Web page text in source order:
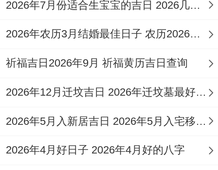
宜：祭祀，开光、塑绘，祈福、斋醮，裁
衣、合帐，冠笄、嫁娶，拆卸、动土，移
嗣、入学，理发、伐木，架马、作梁，出
：冲虎煞南
适合人群:此日百事皆宜，尤其适合有安葬、
2026年7月份适合生宝宝的吉日 2026几月出生的宝宝好
2026年农历3月结婚最佳日子 农历2026年3月26日适合结婚吗
祈福吉日2026年9月 祈福黄历吉日查询
2026年12月迁坟吉日 2026年迁坟墓最好的吉日12月
2026年5月入新居吉日 2026年5月入宅移居吉日
2026年4月好日子 2026年4月好的八字